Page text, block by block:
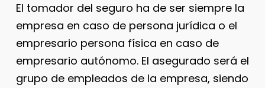
El tomador del seguro ha de ser siempre la
empresa en caso de persona jurídica o el
empresario persona física en caso de
empresario autónomo. El asegurado será el
grupo de empleados de la empresa, siendo